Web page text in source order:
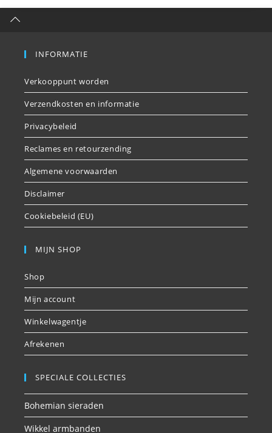
INFORMATIE
Verkooppunt worden
Verzendkosten en informatie
Privacybeleid
Reclames en retourzending
Algemene voorwaarden
Disclaimer
Cookiebeleid (EU)
MIJN SHOP
Shop
Mijn account
Winkelwagentje
Afrekenen
SPECIALE COLLECTIES
Bohemian sieraden
Wikkel armbanden